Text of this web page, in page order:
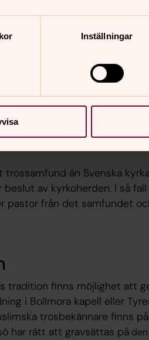
Inställningar
en beskrivning av hur
av hur
Svenska kyrkan
församling i Svenska
än Svenska
av kyrkoherden. I så
pastor från det samfundet
tradition finns möjlighet att
i Bollmora kapell eller
trosbekännare finns
har rätt att gravsättas påden